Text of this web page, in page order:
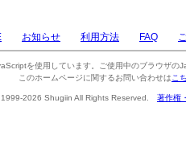
お知らせ 利用方法 FAQ
を使用しています。ご使用中のブラウザの
このホームページに関するお問い合わせは こ
1999-2026 Shugiin All Rights Reserved. 著作権